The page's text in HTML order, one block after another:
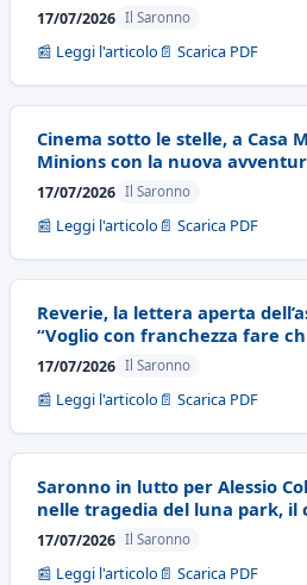
17/07/2026 Il Saronno
📰 Leggi l'articolo 📄 Scarica PDF
Cinema sotto le stelle, a Casa
Minions con la nuova
17/07/2026 Il Saronno
📰 Leggi l'articolo 📄 Scarica PDF
Reverie, la lettera aperta
“Voglio con franchezza fare
17/07/2026 Il Saronno
📰 Leggi l'articolo 📄 Scarica PDF
Saronno in lutto per Alessio
nelle tragedia del luna park, il
17/07/2026 Il Saronno
📰 Leggi l'articolo 📄 Scarica PDF